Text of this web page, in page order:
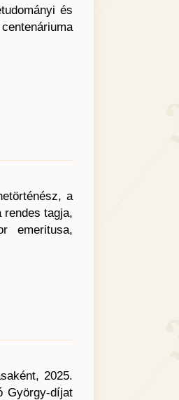
és
a
rendes tagja,
emeritusa,
2025.
György-díjat